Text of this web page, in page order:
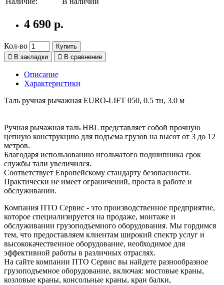
4 690 р.
Кол-во
Купить
В закладки
В сравнение
Описание
Характеристики
Таль ручная рычажная EURO-LIFT 050, 0.5 тн, 3.0 м
Ручная рычажная таль HBL представляет собой прочную
цепную конструкцию для подъема грузов на высот от 3 до 12
метров.
Благодаря использованию игольчатого подшипника срок
службы тали увеличился.
Соответствует Европейскому стандарту безопасности.
Практически не имеет ограничений, проста в работе и
обслуживании.
Компания ПТО Сервис - это производственное предприятие,
которое специализируется на продаже, монтаже и
обслуживании грузоподъемного оборудования. Мы гордимся
тем, что предоставляем клиентам широкий спектр услуг и
высококачественное оборудование, необходимое для
эффективной работы в различных отраслях.
На сайте компании ПТО Сервис вы найдете разнообразное
грузоподъемное оборудование, включая: мостовые краны,
козловые краны, консольные краны, кран балки,